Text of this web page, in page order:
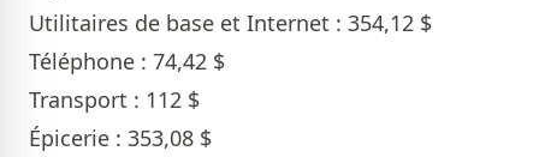
Utilitaires de base et Internet : 354,12 $
Téléphone : 74,42 $
Transport : 112 $
Épicerie : 353,08 $